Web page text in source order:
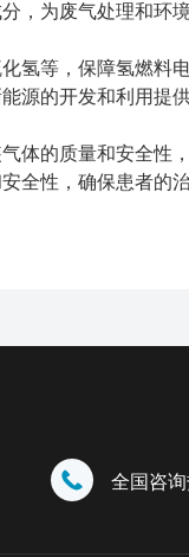
，为废气处理和环
氢等，保障氢燃料
源的开发和利用提供
体的质量和安全性
全性，确保患者的
全国咨询